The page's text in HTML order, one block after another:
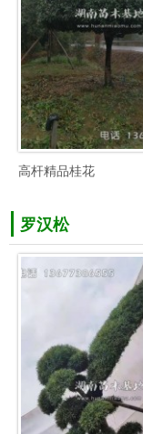
高杆精品桂花
罗汉松